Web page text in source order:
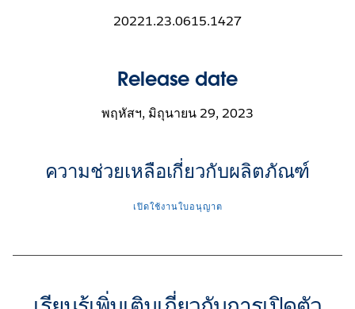
20221.23.0615.1427
Release date
พฤหัสฯ, มิถุนายน 29, 2023
ความช่วยเหลือเกี่ยวกับผลิตภัณฑ์
เปิดใช้งานใบอนุญาต